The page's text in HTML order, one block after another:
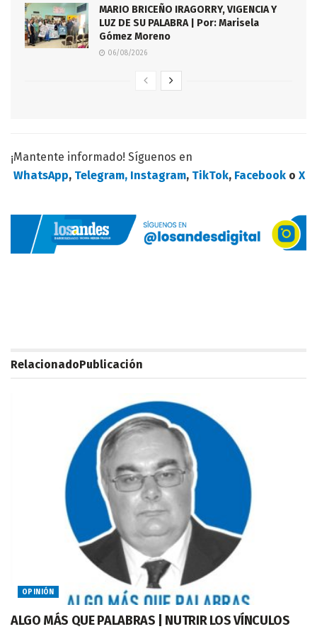
MARIO BRICEÑO IRAGORRY, VIGENCIA Y
LUZ DE SU PALABRA | Por: Marisela
Gómez Moreno
06/08/2026
¡Mantente informado! Síguenos en
WhatsApp, Telegram, Instagram, TikTok, Facebook o X
RelacionadoPublicación
OPINIÓN
ALGO MÁS QUE PALABRAS | NUTRIR LOS VÍNCULOS